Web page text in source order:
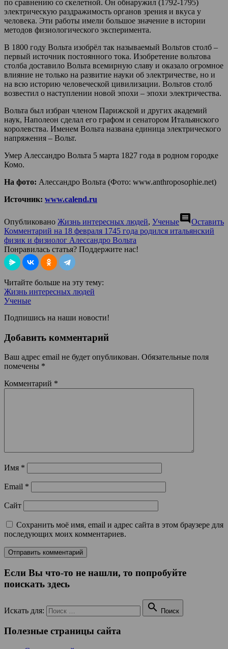
по сравнению со скелетной. Он обнаружил (1792-1795)
электрическую раздражимость органов зрения и вкуса у
человека. Эти работы имели большое значение в истории
методов физиологического эксперимента.
В 1800 году Вольта изобрёл так называемый Вольтов столб –
первый источник постоянного тока. Изобретение вольтова
столба доставило Вольта всемирную славу и оказало огромное
влияние не только на развитие науки об электричестве, но и
на всю историю человеческой цивилизации. Вольтов столб
возвестил о наступлении новой эпохи – эпохи электричества.
Вольта был избран членом Парижской и других академий
наук, Наполеон сделал его графом и сенатором Итальянского
королевства. Именем Вольта названа единица электрического
напряжения – Вольт.
Умер Алессандро Вольта 5 марта 1827 года в родном городке
Комо.
На фото: Алессандро Вольта (Фото: www.anthroposophie.net)
Источник: www.calend.ru
Опубликовано Жизнь интересных людей, Ученыеcomment Оставить
Комментарий на 18 февраля 1745 года родился итальянский
физик и физиолог Алессандро Вольта
Понравилась статья? Поддержите нас!
Читайте больше на эту тему:
Жизнь интересных людей
Ученые
Подпишись на наши новости!
Добавить комментарий
Ваш адрес email не будет опубликован. Обязательные поля
помечены *
Комментарий *
Имя *
Email *
Сайт
Сохранить моё имя, email и адрес сайта в этом браузере для
последующих моих комментариев.
Если Вы что-то не нашли, то попробуйте
поискать здесь
Искать для:  Поиск
Полезные страницы сайта